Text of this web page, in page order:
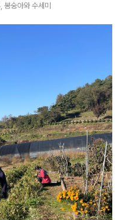
봉숭아와 수세미